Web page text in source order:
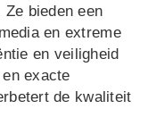
bieden een
en extreme
en veiligheid
exacte
de kwaliteit